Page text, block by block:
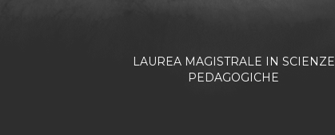
LAUREA MAGISTRALE IN SCIENZE
PEDAGOGICHE